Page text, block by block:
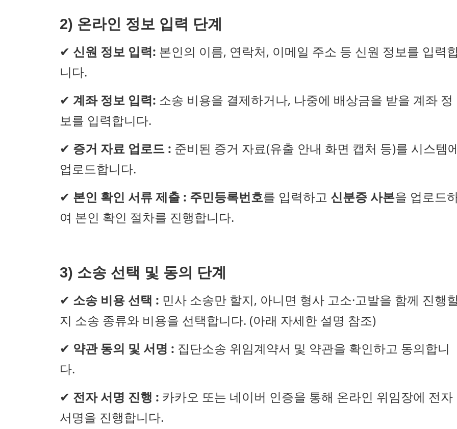
2) 온라인 정보 입력 단계
✔ 신원 정보 입력: 본인의 이름, 연락처, 이메일 주소 등 신원 정보를 입력
니다.
✔ 계좌 정보 입력: 소송 비용을 결제하거나, 나중에 배상금을 받을 계좌 정
보를 입력합니다.
✔ 증거 자료 업로드 : 준비된 증거 자료(유출 안내 화면 캡처 등)를 시스템
업로드합니다.
✔ 본인 확인 서류 제출 : 주민등록번호를 입력하고 신분증 사본을 업로드
여 본인 확인 절차를 진행합니다.
3) 소송 선택 및 동의 단계
✔ 소송 비용 선택 : 민사 소송만 할지, 아니면 형사 고소·고발을 함께 진행
지 소송 종류와 비용을 선택합니다. (아래 자세한 설명 참조)
✔ 약관 동의 및 서명 : 집단소송 위임계약서 및 약관을 확인하고 동의합니
다.
✔ 전자 서명 진행 : 카카오 또는 네이버 인증을 통해 온라인 위임장에 전자
서명을 진행합니다.